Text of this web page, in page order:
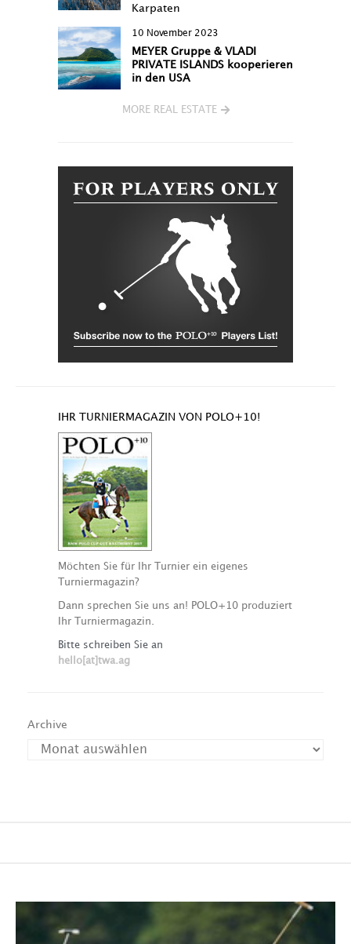
Karpaten
10 November 2023
MEYER Gruppe & VLADI
PRIVATE ISLANDS kooperieren
in den USA
MORE REAL ESTATE
IHR TURNIERMAGAZIN VON POLO+10!
Möchten Sie für Ihr Turnier ein eigenes
Turniermagazin?
Dann sprechen Sie uns an! POLO+10 produziert
Ihr Turniermagazin.
Bitte schreiben Sie an
hello[at]twa.ag
Archive